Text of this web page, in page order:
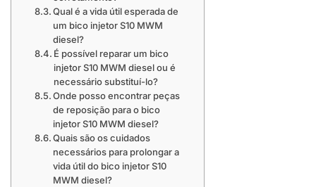
Qual é a vida útil esperada de
um bico injetor S10 MWM
diesel?
É possível reparar um bico
injetor S10 MWM diesel ou é
necessário substituí-lo?
Onde posso encontrar peças
de reposição para o bico
injetor S10 MWM diesel?
Quais são os cuidados
necessários para prolongar a
vida útil do bico injetor S10
MWM diesel?